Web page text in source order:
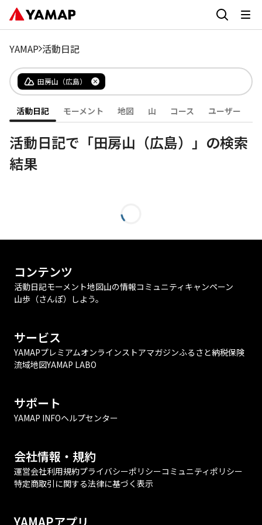
YAMAP 活動日記
田房山（広島）
活動日記 モーメント 地図 山 コース ユーザー
活動日記で「田房山（広島）」の検索
結果
コンテンツ
活動日記モーメント地図山の情報コミュニティ キャンペーン
山歩（さんぽ）しよう。
サービス
YAMAPプレミアムオンラインストアマガジンふるさと納税保険
流域地図YAMAP LABO
サポート
YAMAP INFOヘルプセンター
会社情報・規約
運営会社利用規約プライバシーポリシーコミュニティポリシー
特定商取引に関する法律に基づく表示